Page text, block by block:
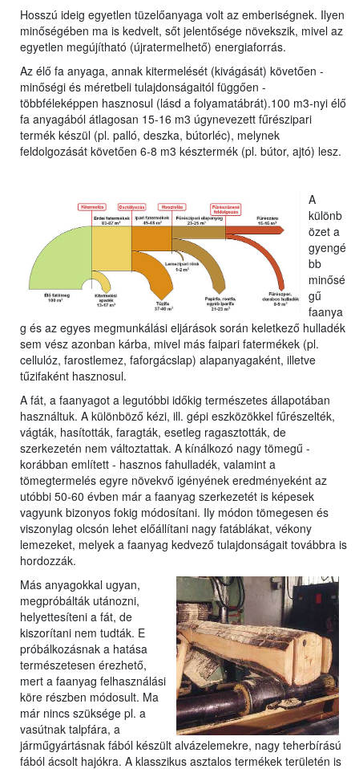
Hosszú ideig egyetlen tüzelőanyaga volt az emberiségnek. Ilyen
minőségében ma is kedvelt, sőt jelentősége növekszik, mivel az
egyetlen megújítható (újratermelhető) energiaforrás.
Az élő fa anyaga, annak kitermelését (kivágását) követően -
minőségi és méretbeli tulajdonságaitól függően -
többféleképpen hasznosul (lásd a folyamatábrát).100 m3-nyi élő
fa anyagából átlagosan 15-16 m3 úgynevezett fűrészipari
termék készül (pl. palló, deszka, bútorléc), melynek
feldolgozását követően 6-8 m3 késztermék (pl. bútor, ajtó) lesz.
A
különb
özet a
gyengé
bb
minősé
gű
faanya
g és az egyes megmunkálási eljárások során keletkező hulladék
sem vész azonban kárba, mivel más faipari fatermékek (pl.
cellulóz, farostlemez, faforgácslap) alapanyagaként, illetve
tűzifaként hasznosul.
A fát, a faanyagot a legutóbbi időkig természetes állapotában
használtuk. A különböző kézi, ill. gépi eszközökkel fűrészelték,
vágták, hasították, faragták, esetleg ragasztották, de
szerkezetén nem változtattak. A kínálkozó nagy tömegű -
korábban említett - hasznos fahulladék, valamint a
tömegtermelés egyre növekvő igényének eredményeként az
utóbbi 50-60 évben már a faanyag szerkezetét is képesek
vagyunk bizonyos fokig módosítani. Ily módon tömegesen és
viszonylag olcsón lehet előállítani nagy fatáblákat, vékony
lemezeket, melyek a faanyag kedvező tulajdonságait továbbra is
hordozzák.
Más anyagokkal ugyan,
megpróbálták utánozni,
helyettesíteni a fát, de
kiszorítani nem tudták. E
próbálkozásnak a hatása
természetesen érezhető,
mert a faanyag felhasználási
köre részben módosult. Ma
már nincs szüksége pl. a
vasútnak talpfára, a
járműgyártásnak fából készült alvázelemekre, nagy teherbírású
fából ácsolt hajókra. A klasszikus asztalos termékek területén is